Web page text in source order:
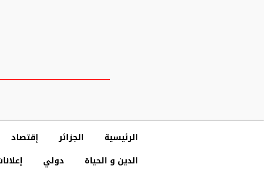
الرئيسية الجزائر إقتصاد
الدين و الحياة
دولي